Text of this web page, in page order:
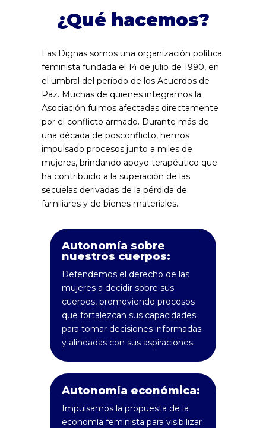
¿Qué hacemos?
Las Dignas somos una organización política
feminista fundada el 14 de julio de 1990, en
el umbral del período de los Acuerdos de
Paz. Muchas de quienes integramos la
Asociación fuimos afectadas directamente
por el conflicto armado. Durante más de
una década de posconflicto, hemos
impulsado procesos junto a miles de
mujeres, brindando apoyo terapéutico que
ha contribuido a la superación de las
secuelas derivadas de la pérdida de
familiares y de bienes materiales.
Autonomía sobre
nuestros cuerpos:
Defendemos el derecho de las
mujeres a decidir sobre sus
cuerpos, promoviendo procesos
que fortalezcan sus capacidades
para tomar decisiones informadas
y alineadas con sus aspiraciones.
Autonomía económica:
Impulsamos la propuesta de la
economía feminista para visibilizar